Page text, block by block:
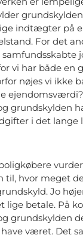
indtægter på
For det
vi har både en
nøjes vi ikke
grundskylden
i det lange
til, hvor meget
Jo
lige betale. På
grundskylden
have været. Det